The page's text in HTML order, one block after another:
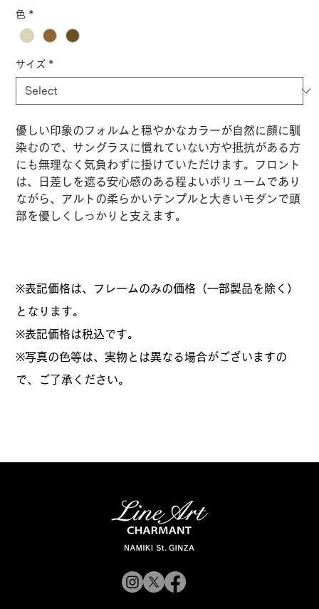
色 *
サイズ *
優しい印象のフォルムと穏やかなカラーが自然に顔に馴
染むので、サングラスに慣れていない方や抵抗がある方
にも無理なく気負わずに掛けていただけます。フロント
は、日差しを遮る安心感のある程よいボリュームであり
ながら、アルトの柔らかいテンプルと大きいモダンで頭
部を優しくしっかりと支えます。
※表記価格は、フレームのみの価格（一部製品を除く）
となります。
​※表記価格は税込です。
※写真の色等は、実物とは異なる場合がございますの
で、ご了承ください。